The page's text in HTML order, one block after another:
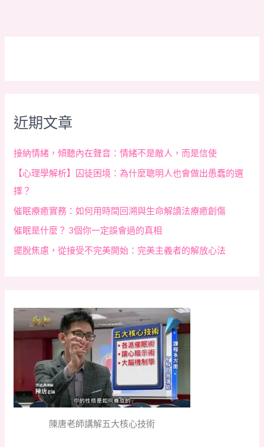
近期文章
接納情緒，傾聽內在聲音：情緒不是敵人，而是信使
【心理學解析】囚徒困境：為什麼聰明人也會做出愚蠢的選
擇？
催眠療癒實務：如何用時間回溯與生命解讀法療癒創傷
催眠是什麼？ 3個你一定誤會過的真相
擺脫焦慮，從接受不完美開始：完美主義者的解放心法
陳唐老師講解五大核心技術